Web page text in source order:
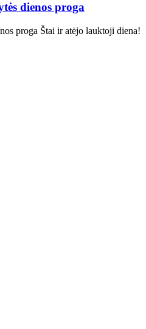
dienos proga
proga Štai ir atėjo lauktoji diena!